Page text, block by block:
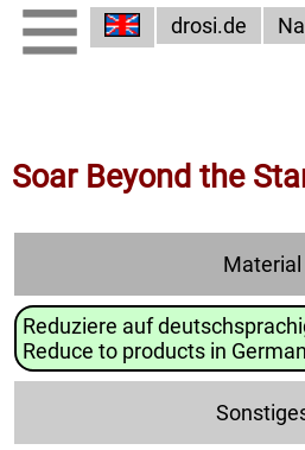
drosi.de
Soar Beyond the
Material
Reduziere auf
Reduce to products in